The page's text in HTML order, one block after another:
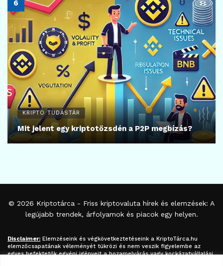
KRIPTO TUDÁSTÁR
Mit jelent egy kriptotőzsdén a P2P megbízás?
© 2026 Kriptotárca - Friss kriptovaluta hírek és elemzések: A
legújabb trendek, árfolyamok és piacok egy helyen.
Disclaimer: Elemzéseink és végkövetkeztetéseink a KriptoTárca.hu
elemzőcsapatának véleményét tükrözi és nem veszik figyelembe az
egyes befektetők egyéni igényeit a hozamelvárás vagy kockázatvállalási